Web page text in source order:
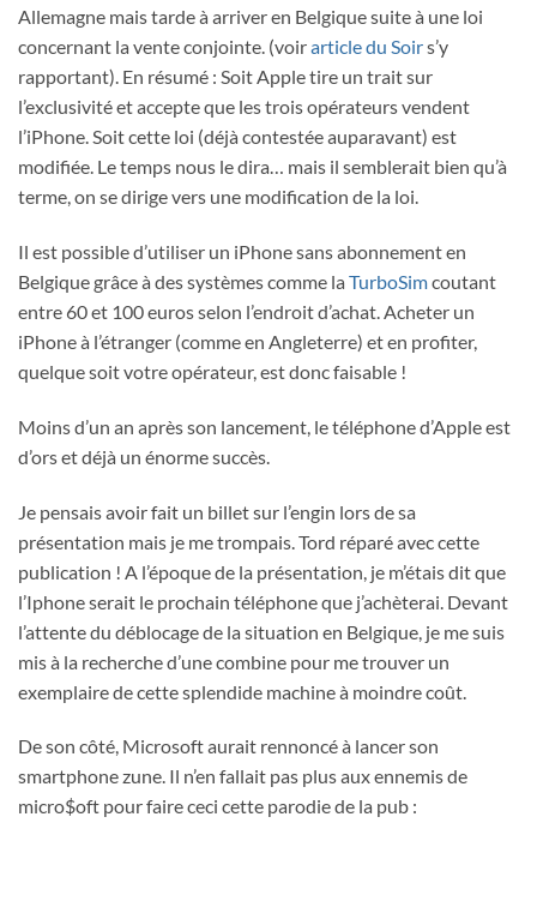
Allemagne mais tarde à arriver en Belgique suite à une loi
concernant la vente conjointe. (voirarticle du Soirs’y
rapportant). En résumé : Soit Apple tire un trait sur
l’exclusivité et accepte que les trois opérateurs vendent
l’iPhone. Soit cette loi (déjà contestée auparavant) est
modifiée. Le temps nous le dira… mais il semblerait bien qu’à
terme, on se dirige vers une modification de la loi.
Il est possible d’utiliser un iPhone sans abonnement en
Belgique grâce à des systèmes comme la TurboSimcoutant
entre 60 et 100 euros selon l’endroit d’achat. Acheter un
iPhone à l’étranger (comme en Angleterre) et en profiter,
quelque soit votre opérateur, est donc faisable !
Moins d’un an après son lancement, le téléphone d’Apple est
d’ors et déjà un énorme succès.
Je pensais avoir fait un billet sur l’engin lors de sa
présentation mais je me trompais. Tord réparé avec cette
publication ! A l’époque de la présentation, je m’étais dit que
l’Iphone serait le prochain téléphone que j’achèterai. Devant
l’attente du déblocage de la situation en Belgique, je me suis
mis à la recherche d’une combine pour me trouver un
exemplaire de cette splendide machine à moindre coût.
De son côté, Microsoft aurait rennoncé à lancer son
smartphone zune. Il n’en fallait pas plus aux ennemis de
micro$oft pour faire ceci cette parodie de la pub :